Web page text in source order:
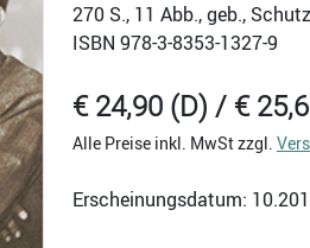
270 S., 11 Abb., geb.,
ISBN 978-3-8353-1327-9
€ 24,90 (D) / €
Alle Preise inkl. MwSt zzgl.
Erscheinungsdatum: